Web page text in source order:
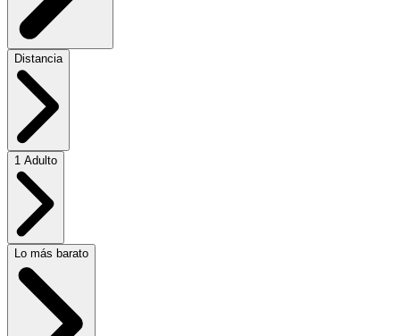
Distancia
1 Adulto
Lo más barato